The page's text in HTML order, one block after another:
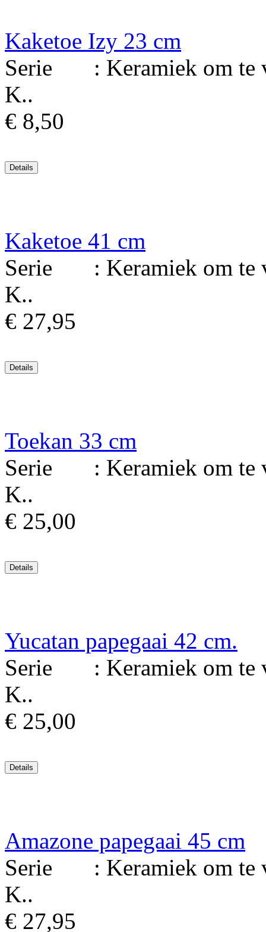
Kaketoe Izy 23 cm
Serie : Keramiek om te
K..
€ 8,50
Kaketoe 41 cm
Serie : Keramiek om te
K..
€ 27,95
Toekan 33 cm
Serie : Keramiek om te
K..
€ 25,00
Yucatan papegaai 42 cm.
Serie : Keramiek om te
K..
€ 25,00
Amazone papegaai 45 cm
Serie : Keramiek om te
K..
€ 27,95